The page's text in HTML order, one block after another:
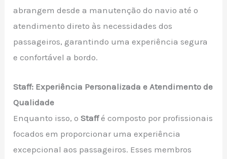
abrangem desde a manutenção do navio até o
atendimento direto às necessidades dos
passageiros, garantindo uma experiência segura
e confortável a bordo.
Staff: Experiência Personalizada e Atendimento de
Qualidade
Enquanto isso, oStaffé composto por profissionais
focados em proporcionar uma experiência
excepcional aos passageiros. Esses membros